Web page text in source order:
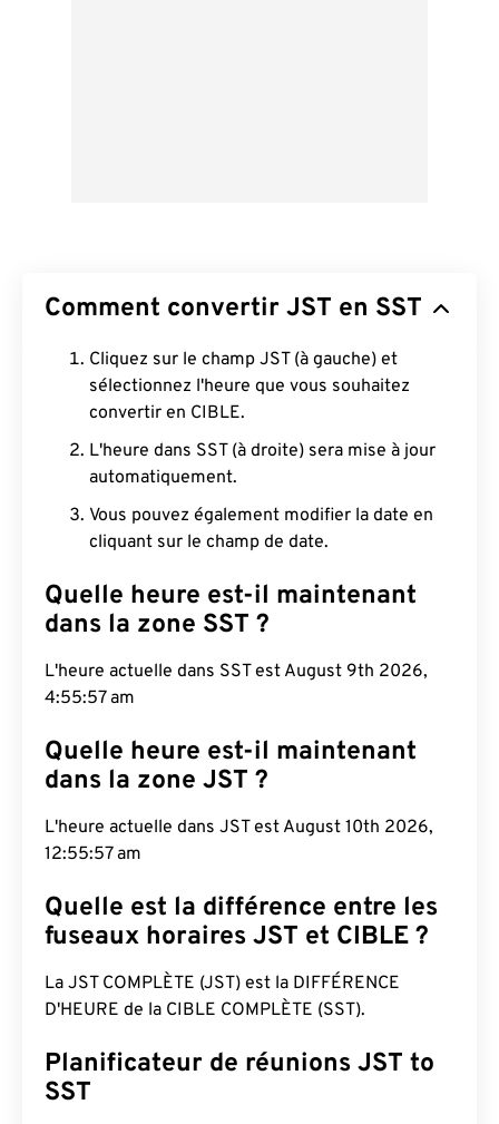
Comment convertir JST en SST
Cliquez sur le champ JST (à gauche) et
sélectionnez l'heure que vous souhaitez
convertir en CIBLE.
L'heure dans SST (à droite) sera mise à jour
automatiquement.
Vous pouvez également modifier la date en
cliquant sur le champ de date.
Quelle heure est-il maintenant
dans la zone SST ?
L'heure actuelle dans SST est August 9th 2026,
4:55:58 am
Quelle heure est-il maintenant
dans la zone JST ?
L'heure actuelle dans JST est August 10th 2026,
12:55:58 am
Quelle est la différence entre les
fuseaux horaires JST et CIBLE ?
La JST COMPLÈTE (JST) est la DIFFÉRENCE
D'HEURE de la CIBLE COMPLÈTE (SST).
Planificateur de réunions JST to
SST